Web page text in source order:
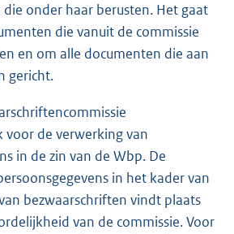
onder haar berusten. Het gaat
die vanuit de commissie
en om alle documenten die aan
gericht.
de verwerking van
in de zin van de Wbp. De
in het kader van
bezwaarschriften vindt plaats
van de commissie. Voor